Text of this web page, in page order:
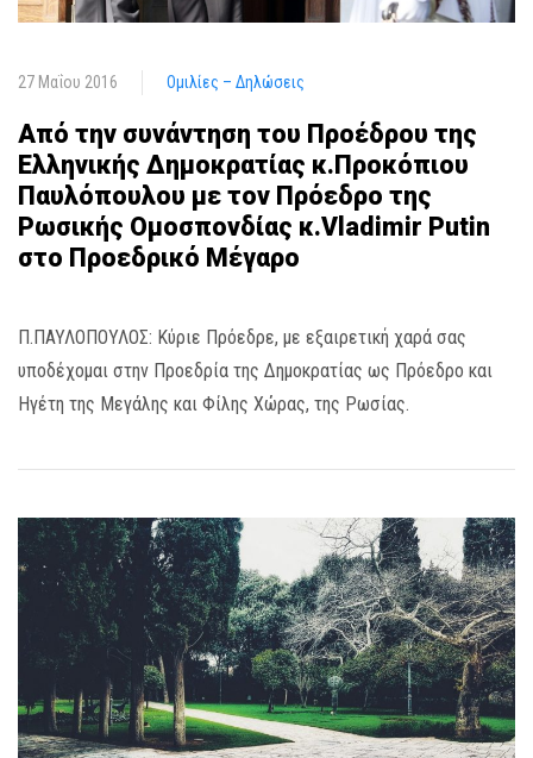
27 Μαΐου 2016 Ομιλίες – Δηλώσεις
Από την συνάντηση του Προέδρου της
Ελληνικής Δημοκρατίας κ.Προκόπιου
Παυλόπουλου με τον Πρόεδρο της
Ρωσικής Ομοσπονδίας κ.Vladimir Putin
στο Προεδρικό Μέγαρο
Π.ΠΑΥΛΟΠΟΥΛΟΣ: Κύριε Πρόεδρε, με εξαιρετική χαρά σας
υποδέχομαι στην Προεδρία της Δημοκρατίας ως Πρόεδρο και
Ηγέτη της Μεγάλης και Φίλης Χώρας, της Ρωσίας.